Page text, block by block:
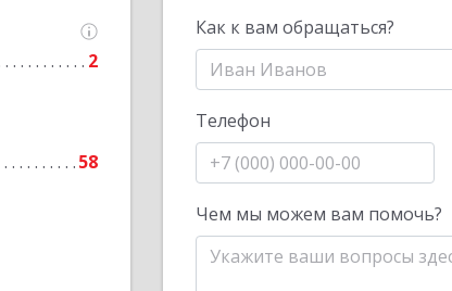
2
58
Как к вам обращаться?
Телефон
Чем мы можем вам помочь?